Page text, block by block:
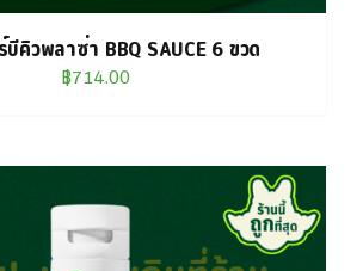
คิวพลาซ่า BBQ SAUCE 6 ขวด
฿714.00